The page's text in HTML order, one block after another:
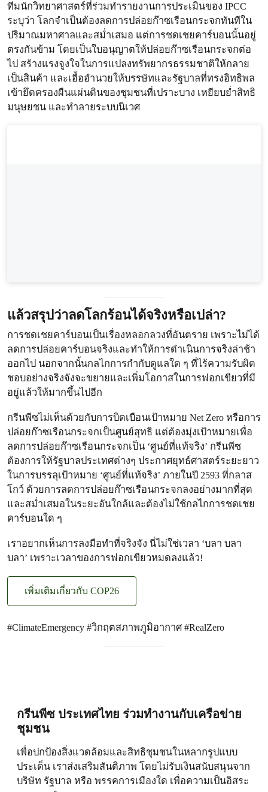
ทีมนักวิทยาศาสตร์ที่ร่วมทำรายงานการประเมินของ IPCC
ระบุว่า โลกจำเป็นต้องลดการปล่อยก๊าซเรือนกระจกทันทีใน
ปริมาณมหาศาลและสม่ำเสมอ แต่การชดเชยคาร์บอนนั้นอยู่
ตรงกันข้าม โดยเป็นใบอนุญาตให้ปล่อยก๊าซเรือนกระจกต่อ
ไป สร้างแรงจูงใจในการแปลงทรัพยากรธรรมชาติให้กลาย
เป็นสินค้า และเอื้ออำนวยให้บรรษัทและรัฐบาลที่ทรงอิทธิพล
เข้ายึดครองผืนแผ่นดินของชุมชนที่เปราะบาง เหยียบย่ำสิทธิ
มนุษยชน และทำลายระบบนิเวศ
แล้วสรุปว่าลดโลกร้อนได้จริงหรือเปล่า?
การชดเชยคาร์บอนเป็นเรื่องหลอกลวงที่อันตราย เพราะไม่ได้
ลดการปล่อยคาร์บอนจริงและทำให้การดำเนินการจริงล่าช้า
ออกไป นอกจากนั้นกลไกการกำกับดูแลใด ๆ ที่ไร้ความรับผิด
ชอบอย่างจริงจังจะขยายและเพิ่มโอกาสในการฟอกเขียวที่มี
อยู่แล้วให้มากขึ้นไปอีก
กรีนพีซไม่เห็นด้วยกับการบิดเบือนเป้าหมาย Net Zero หรือการ
ปล่อยก๊าซเรือนกระจกเป็นศูนย์สุทธิ แต่ต้องมุ่งเป้าหมายเพื่อ
ลดการปล่อยก๊าซเรือนกระจกเป็น ‘ศูนย์ที่แท้จริง’ กรีนพีซ
ต้องการให้รัฐบาลประเทศต่างๆ ประกาศยุทธ์ศาสตร์ระยะยาว
ในการบรรลุเป้าหมาย ‘ศูนย์ที่แท้จริง’ ภายในปี 2593 ที่กลาส
โกว์ ด้วยการลดการปล่อยก๊าซเรือนกระจกลงอย่างมากที่สุด
และสม่ำเสมอในระยะอันใกล้และต้องไม่ใช้กลไกการชดเชย
คาร์บอนใด ๆ
เราอยากเห็นการลงมือทำที่จริงจัง นี่ไม่ใช่เวลา ‘บลา บลา
บลา’ เพราะเวลาของการฟอกเขียวหมดลงแล้ว!
เพิ่มเติมเกี่ยวกับ COP26
#ClimateEmergency #วิกฤตสภาพภูมิอากาศ #RealZero
กรีนพีซ ประเทศไทย ร่วมทำงานกับเครือข่าย
ชุมชน
เพื่อปกป้องสิ่งแวดล้อมและสิทธิชุมชนในหลากรูปแบบ
ประเด็น เราส่งเสริมสันติภาพ โดยไม่รับเงินสนับสนุนจาก
บริษัท รัฐบาล หรือ พรรคการเมืองใด เพื่อความเป็นอิสระ